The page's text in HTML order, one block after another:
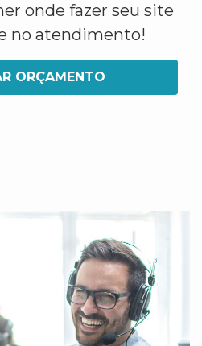
onde fazer seu site
no atendimento!
ORÇAMENTO